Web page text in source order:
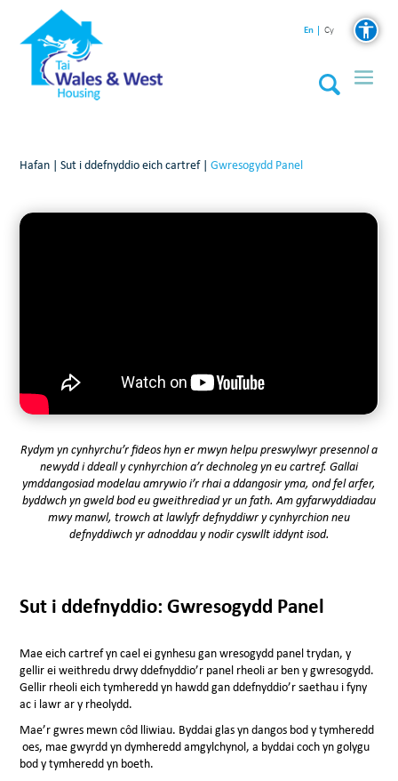
En Cy
Hafan |Sut i ddefnyddio eich cartref|Gwresogydd Panel
Rydym yn cynhyrchu’r fideos hyn er mwyn helpu preswylwyr presennol a
newydd i ddeall y cynhyrchion a’r dechnoleg yn eu cartref. Gallai
ymddangosiad modelau amrywio i’r rhai a ddangosir yma, ond fel arfer,
byddwch yn gweld bod eu gweithrediad yr un fath. Am gyfarwyddiadau
mwy manwl, trowch at lawlyfr defnyddiwr y cynhyrchion neu
defnyddiwch yr adnoddau y nodir cyswllt iddynt isod.
Sut i ddefnyddio: Gwresogydd Panel
Mae eich cartref yn cael ei gynhesu gan wresogydd panel trydan, y
gellir ei weithredu drwy ddefnyddio’r panel rheoli ar ben y gwresogydd.
Gellir rheoli eich tymheredd yn hawdd gan ddefnyddio’r saethau i fyny
ac i lawr ar y rheolydd.
Mae’r gwres mewn côd lliwiau. Byddai glas yn dangos bod y tymheredd
oes, mae gwyrdd yn dymheredd amgylchynol, a byddai coch yn golygu
bod y tymheredd yn boeth.